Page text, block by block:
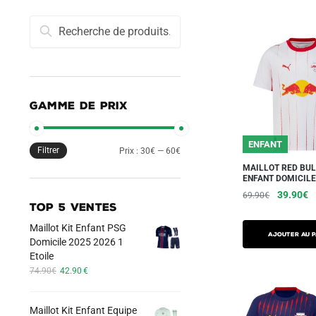
ENFANT
MAILLOT RED
ENFANT
69.90€
Le
était :
39.90€Le
AJOUTER AU
Ce
produit
variations.
Les
Recherche
pour :
Recherche
GAMME DE PRIX
Filtrer Prix :30€ —60€
TOP 5 VENTES
Maillot Kit Enfant PSG
Domicile 2025 2026 1
Etoile
74.90€ Le
était :
42.90 €Le
est :
Maillot Kit Enfant Equipe